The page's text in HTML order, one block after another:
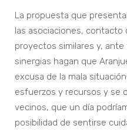
La propuesta que
las asociaciones, contacto
proyectos similares y,
sinergias hagan que
excusa de la mala
esfuerzos y recursos y se
vecinos, que un día
posibilidad de sentirse